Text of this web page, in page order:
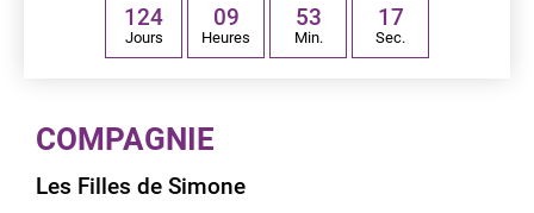
124
Jours
09
Heures
53
Min.
16
Sec.
COMPAGNIE
Les Filles de Simone